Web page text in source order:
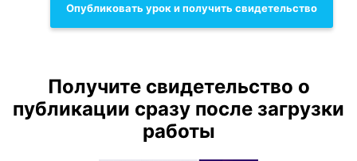
Опубликовать урок и получить свидетельство
Получите свидетельство о
публикации сразу после загрузки
работы